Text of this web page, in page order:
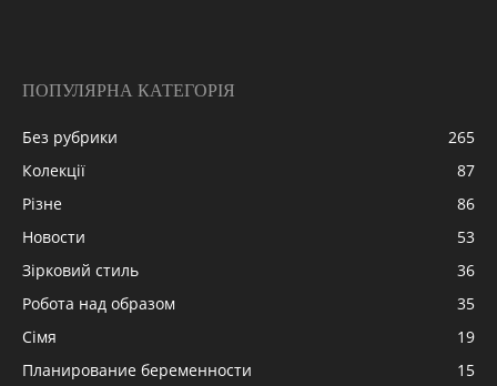
ПОПУЛЯРНА КАТЕГОРІЯ
Без рубрики
265
Колекції
87
Різне
86
Новости
53
Зірковий стиль
36
Робота над образом
35
Сімя
19
Планирование беременности
15